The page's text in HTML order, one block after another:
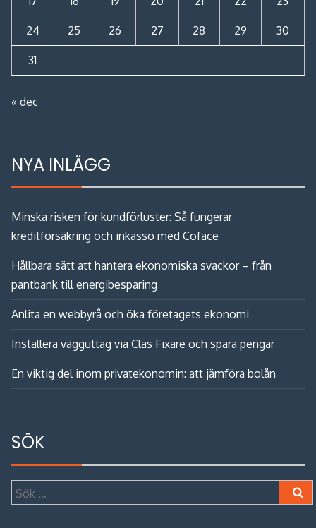
24 25 26 27 28 29 30
31
« dec
NYA INLÄGG
Minska risken för kundförluster: Så fungerar
kreditförsäkring och inkasso med Coface
Hållbara sätt att hantera ekonomiska svackor – från
pantbank till energibesparing
Anlita en webbyrå och öka företagets ekonomi
Installera vägguttag via Clas Fixare och spara pengar
En viktig del inom privatekonomin: att jämföra bolån
SÖK
Sök
efter: